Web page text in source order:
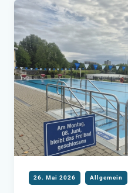
26. Mai 2026 Allgemein